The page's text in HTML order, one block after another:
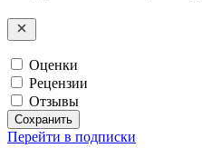
Оценки
Рецензии
Отзывы
Сохранить
Перейти в подписки